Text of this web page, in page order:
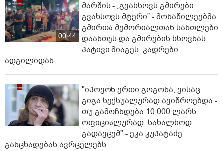
00:44
მარშის - „გვახსოვს გმირები,
გვახსოვს მტერი” - მონაწილეებმა
გმირთა მემორიალთან სანთლები
დაანთეს და გმირების ხსოვნას
პატივი მიაგეს: კადრები
ადგილიდან
"იპოვონ ერთი გოგონა, ვისაც
გიგა სექსუალურად ავიწროებდა -
თუ გამოჩნდება 10 000 ლარს
ოფიციალურად, სახალხოდ
გადავცემ" - ეკა კუპატაძე
განცხადებას ავრცელებს